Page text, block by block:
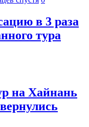
в 3 раза
тура
на Хайнань